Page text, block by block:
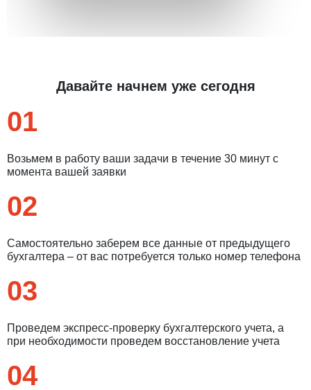
Давайте начнем уже сегодня
01
Возьмем в работу ваши задачи в течение 30 минут с
момента вашей заявки
02
Самостоятельно заберем все данные от предыдущего
бухгалтера – от вас потребуется только номер телефона
03
Проведем экспресс-проверку бухгалтерского учета, а
при необходимости проведем восстановление учета
04